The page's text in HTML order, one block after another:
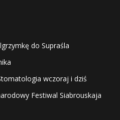
do Supraśla
wczoraj i dziś
Festiwal Siabrouskaja